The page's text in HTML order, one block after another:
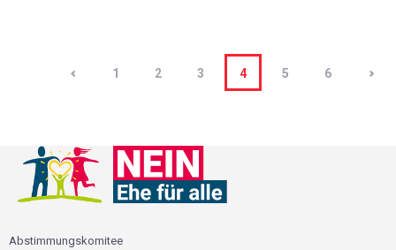
Beitragsnavigation
PAGE
1 PAGE
2 PAGE
3 PAGE
4 PAGE
5 PAGE
6
>
Abstimmungskomitee